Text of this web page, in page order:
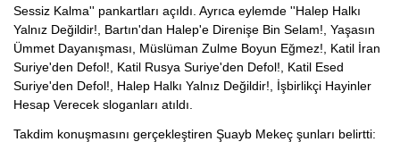
Sessiz Kalma'' pankartları açıldı. Ayrıca eylemde ''Halep Halkı
Yalnız Değildir!, Bartın'dan Halep'e Direnişe Bin Selam!, Yaşasın
Ümmet Dayanışması, Müslüman Zulme Boyun Eğmez!, Katil İran
Suriye'den Defol!, Katil Rusya Suriye'den Defol!, Katil Esed
Suriye'den Defol!, Halep Halkı Yalnız Değildir!, İşbirlikçi Hayinler
Hesap Verecek sloganları atıldı.
Takdim konuşmasını gerçekleştiren Şuayb Mekeç şunları belirtti: